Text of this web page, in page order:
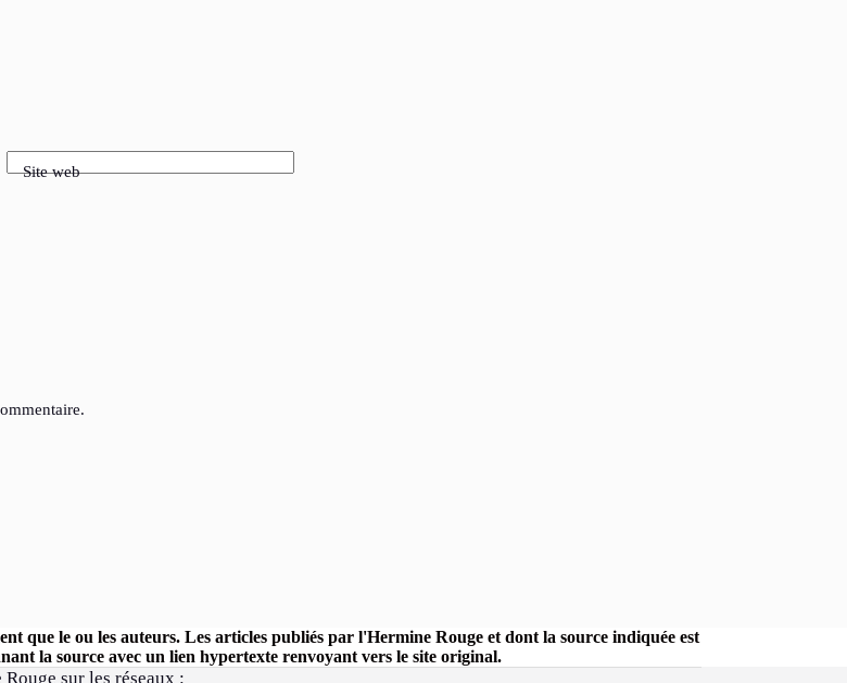
Site web
que le ou les auteurs. Les articles publiés par l'Hermine Rouge et dont la source indiquée est
la source avec un lien hypertexte renvoyant vers le site original.
sur les réseaux :